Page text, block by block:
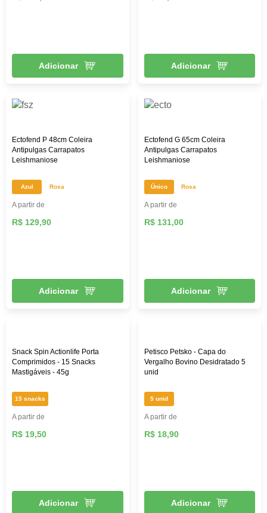
Adicionar Adicionar
Ectofend P 48cm Coleira
Antipulgas Carrapatos
Leishmaniose
Azul Rosa
A partir de
R$ 129,90
Adicionar
Ectofend G 65cm Coleira
Antipulgas Carrapatos
Leishmaniose
Único Rosa
A partir de
R$ 131,00
Adicionar
Snack Spin Actionlife Porta
Comprimidos - 15 Snacks
Mastigáveis - 45g
15 snacks
A partir de
R$ 19,50
Adicionar
Petisco Petsko - Capa do
Vergalho Bovino Desidratado 5
unid
5 unid
A partir de
R$ 18,90
Adicionar